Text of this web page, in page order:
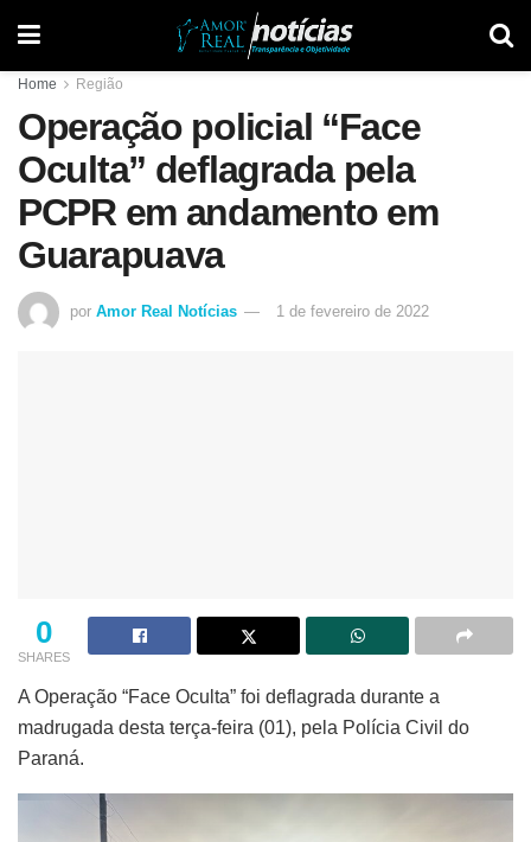
Home Região
Operação policial “Face
Oculta” deflagrada pela
PCPR em andamento em
Guarapuava
por Amor Real Notícias 1 de fevereiro de 2022
0
SHARES
A Operação “Face Oculta” foi deflagrada durante a
madrugada desta terça-feira (01), pela Polícia Civil do
Paraná.